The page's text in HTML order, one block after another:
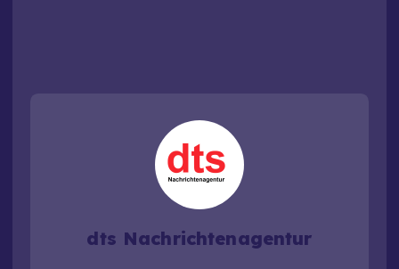
dts Nachrichtenagentur